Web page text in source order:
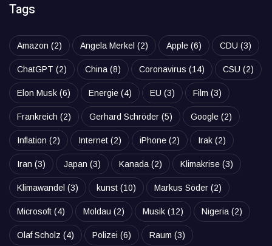
Tags
Amazon (2) Angela Merkel (2) Apple (6) CDU (3)
ChatGPT (2) China(8) Coronavirus (14) CSU (2)
Elon Musk (6) Energie (4) EU (3) Film (3)
Frankreich (2) Gerhard Schröder (5) Google (2)
Inflation (2) Internet (2) iPhone (2) Irak (2)
Iran (3) Japan (3) Kanada(2) Klimakrise (3)
Klimawandel (3) kunst (10) Markus Söder (2)
Microsoft (4) Moldau (2) Musik (12) Nigeria(2)
Olaf Scholz (4) Polizei (6) Raum (3)